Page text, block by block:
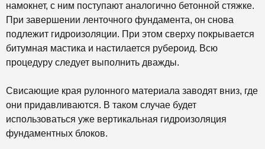
намокнет, с ним поступают аналогично бетонной стяжке.
При завершении ленточного фундамента, он снова
подлежит гидроизоляции. При этом сверху покрывается
битумная мастика и настилается рубероид. Всю
процедуру следует выполнить дважды.
Свисающие края рулонного материала заводят вниз, где
они придавливаются. В таком случае будет
использоваться уже вертикальная гидроизоляция
фундаментных блоков.